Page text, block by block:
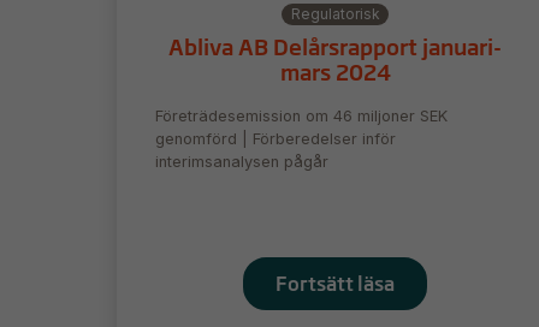
Regulatorisk
Abliva AB Delårsrapport januari-
mars 2024
Företrädesemission om 46 miljoner SEK
genomförd | Förberedelser inför
interimsanalysen pågår
Fortsätt läsa